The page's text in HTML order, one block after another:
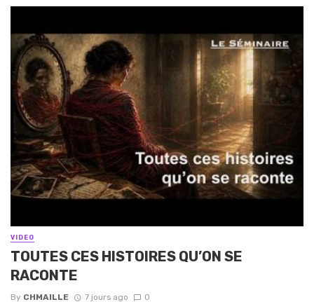
VIDEO
TOUTES CES HISTOIRES QU’ON SE
RACONTE
By CHMAILLE 7 jours ago 0